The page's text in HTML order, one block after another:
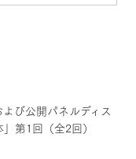
び公開パネルディス
第1回（全2回）